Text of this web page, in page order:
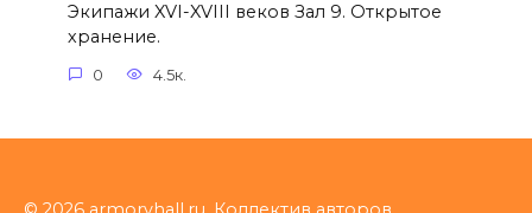
Экипажи XVI-XVIII веков Зал 9. Открытое
хранение.
0 4.5к.